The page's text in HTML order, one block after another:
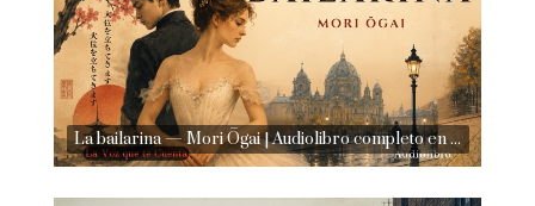
La bailarina — Mori Ōgai | Audiolibro completo en español | Voz humana real